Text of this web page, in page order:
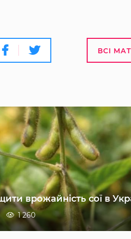
ВСІ
врожайність сої в
1 260